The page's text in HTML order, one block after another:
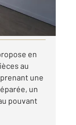
en
au
une
un
pouvant